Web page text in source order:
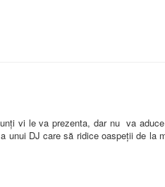
vi le va prezenta, dar nu va
unui DJ care să ridice oaspeții de la